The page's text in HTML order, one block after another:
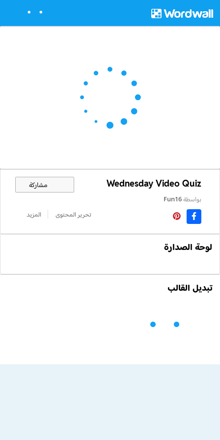
Wednesday Video Quiz مشاركة
بواسطةFun16
تحرير المحتوى
المزيد
لوحة الصدارة
تبديل القالب